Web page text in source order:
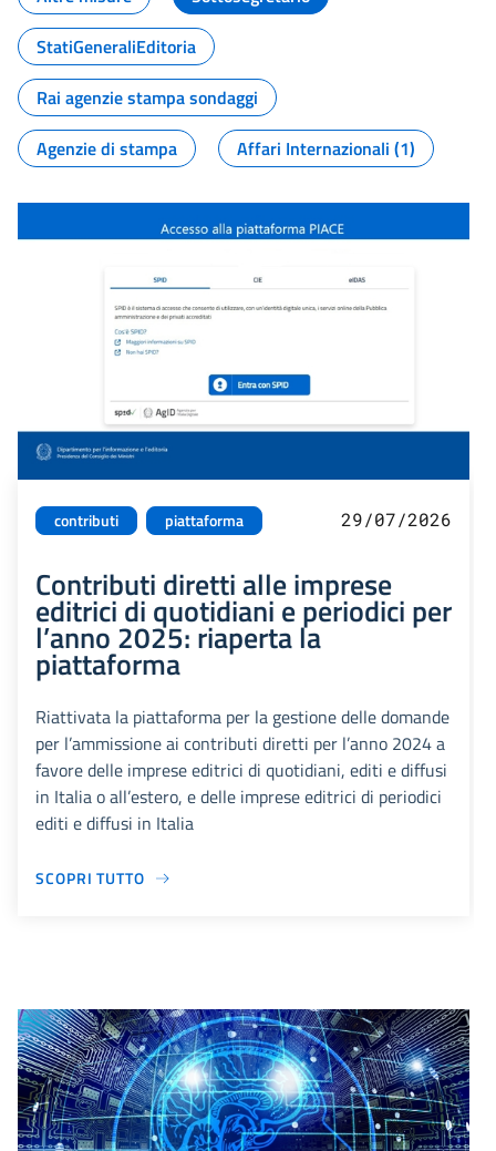
StatiGeneraliEditoria
Rai agenzie stampa sondaggi
Agenzie di stampa
Affari Internazionali (1)
contributi piattaforma 29/07/2026
Contributi diretti alle imprese
editrici di quotidiani e periodici per
l’anno 2025: riaperta la
piattaforma
Riattivata la piattaforma per la gestione delle domande
per l’ammissione ai contributi diretti per l’anno 2024 a
favore delle imprese editrici di quotidiani, editi e diffusi
in Italia o all’estero, e delle imprese editrici di periodici
editi e diffusi in Italia
SCOPRI TUTTO